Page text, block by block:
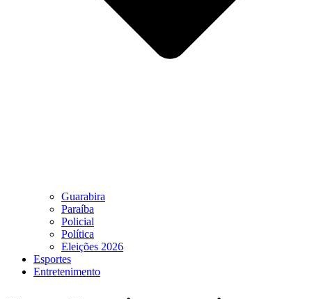
Guarabira
Paraíba
Policial
Política
Eleições 2026
Esportes
Entretenimento